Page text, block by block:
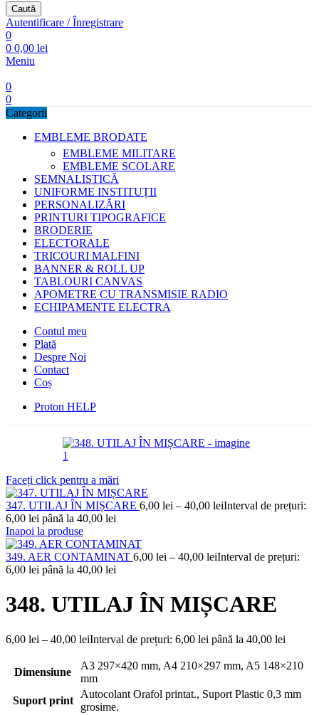
Caută
Autentificare / Înregistrare
0
0 0,00 lei
Meniu
0
0
Categorii
EMBLEME BRODATE
EMBLEME MILITARE
EMBLEME SCOLARE
SEMNALISTICĂ
UNIFORME INSTITUȚII
PERSONALIZĂRI
PRINTURI TIPOGRAFICE
BRODERIE
ELECTORALE
TRICOURI MALFINI
BANNER & ROLL UP
TABLOURI CANVAS
APOMETRE CU TRANSMISIE RADIO
ECHIPAMENTE ELECTRA
Contul meu
Plată
Despre Noi
Contact
Coș
Proton HELP
Faceți click pentru a mări
347. UTILAJ ÎN MIȘCARE 6,00 lei – 40,00 leiInterval de prețuri:
6,00 lei până la 40,00 lei
Inapoi la produse
349. AER CONTAMINAT 6,00 lei – 40,00 leiInterval de prețuri:
6,00 lei până la 40,00 lei
348. UTILAJ ÎN MIȘCARE
6,00 lei – 40,00 leiInterval de prețuri: 6,00 lei până la 40,00 lei
Dimensiune
A3 297×420 mm, A4 210×297 mm, A5 148×210
mm
Suport print
Autocolant Orafol printat., Suport Plastic 0,3 mm
grosime.